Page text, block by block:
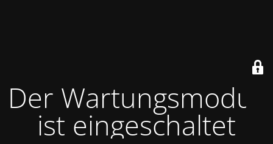
Der Wartungsmodus
ist eingeschaltet